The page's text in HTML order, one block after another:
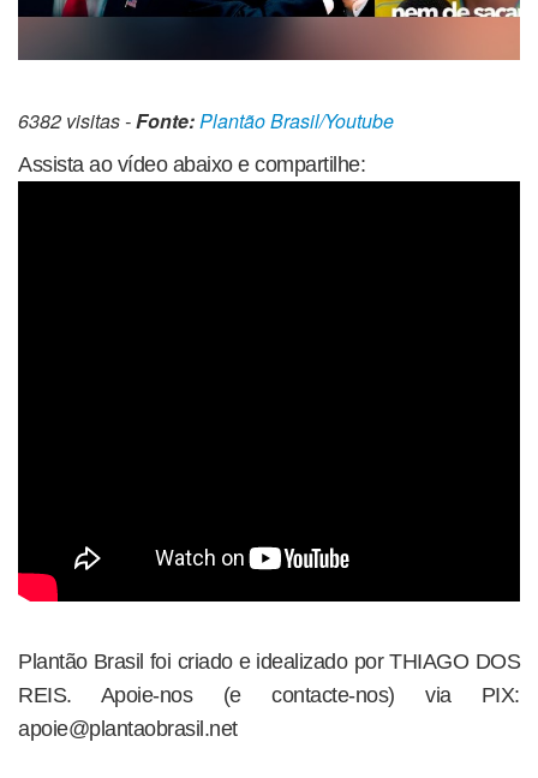
6382 visitas -Fonte:Plantão Brasil/Youtube
Assista ao vídeo abaixo e compartilhe:
Plantão Brasil foi criado e idealizado por THIAGO DOS
REIS. Apoie-nos (e contacte-nos) via PIX:
apoie@plantaobrasil.net